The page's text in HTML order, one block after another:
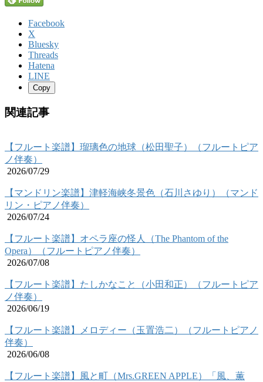
Facebook
X
Bluesky
Threads
Hatena
LINE
Copy
関連記事
【フルート楽譜】瑠璃色の地球（松田聖子）（フルートピア
ノ伴奏）
2026/07/29
【マンドリン楽譜】津軽海峡冬景色（石川さゆり）（マンド
リン・ピアノ伴奏）
2026/07/24
【フルート楽譜】オペラ座の怪人（The Phantom of the
Opera）（フルートピアノ伴奏）
2026/07/08
【フルート楽譜】たしかなこと（小田和正）（フルートピア
ノ伴奏）
2026/06/19
【フルート楽譜】メロディー（玉置浩二）（フルートピアノ
伴奏）
2026/06/08
【フルート楽譜】風と町（Mrs.GREEN APPLE）「風、薫